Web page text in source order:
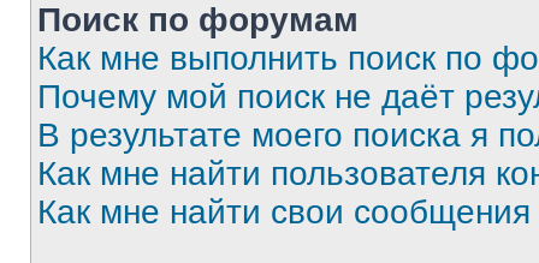
Поиск по форумам
Как мне выполнить поиск по
Почему мой поиск не даёт
В результате моего поиска я
Как мне найти пользователя
Как мне найти свои